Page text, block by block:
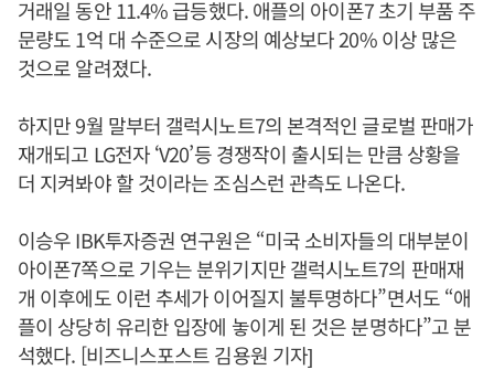
거래일 동안 11.4% 급등했다. 애플의 아이폰7 초기 부품 주
문량도 1억 대 수준으로 시장의 예상보다 20% 이상 많은
것으로 알려졌다.
하지만 9월 말부터 갤럭시노트7의 본격적인 글로벌 판매가
재개되고 LG전자 ‘V20’등 경쟁작이 출시되는 만큼 상황을
더 지켜봐야 할 것이라는 조심스런 관측도 나온다.
이승우 IBK투자증권 연구원은 “미국 소비자들의 대부분이
아이폰7쪽으로 기우는 분위기지만 갤럭시노트7의 판매재
개 이후에도 이런 추세가 이어질지 불투명하다”면서도 “애
플이 상당히 유리한 입장에 놓이게 된 것은 분명하다”고 분
석했다. [비즈니스포스트 김용원 기자]